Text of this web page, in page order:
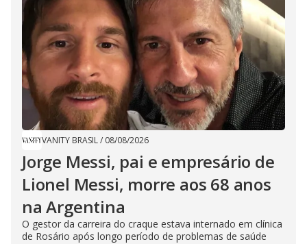
VANITY BRASIL/ 08/08/2026
Jorge Messi, pai e empresário de
Lionel Messi, morre aos 68 anos
na Argentina
O gestor da carreira do craque estava internado em clínica
de Rosário após longo período de problemas de saúde